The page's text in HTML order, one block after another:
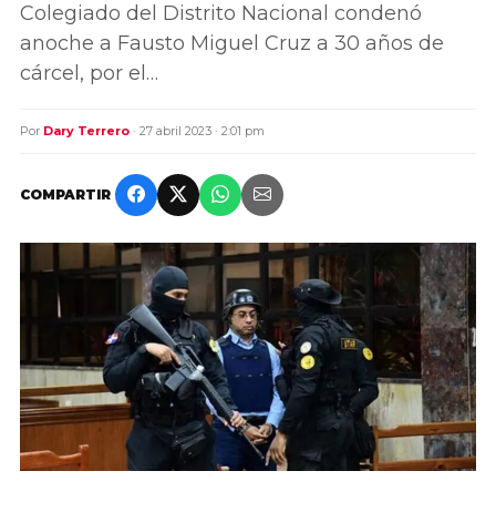
Colegiado del Distrito Nacional condenó
anoche a Fausto Miguel Cruz a 30 años de
cárcel, por el…
Por Dary Terrero · 27 abril 2023 · 2:01 pm
COMPARTIR